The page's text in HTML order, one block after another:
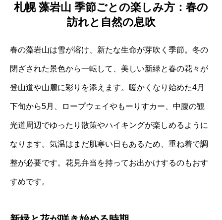
札幌 藻岩山 季節ごとの楽しみ方：春の
訪れと自然の息吹
春の藻岩山は雪が溶け、新たな生命が芽吹く季節。冬の
閉ざされた景色から一転して、美しい新緑と春の花々が
登山道や山麓に彩りを添えます。暖かくなり始めた4月
下旬から5月、ロープウェイやもーりすカー、中腹の観
光道周辺でゆったり散策やハイキングが楽しめるように
なります。気温はまだ肌寒い日もあるため、重ね着で調
整が必要です。花見弁当を持ってお出かけするのもおす
すめです。